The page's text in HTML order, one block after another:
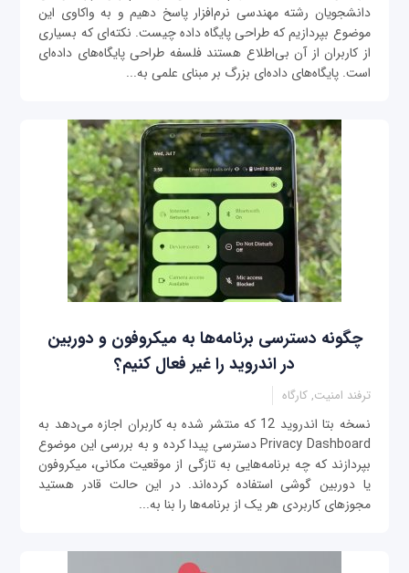
دانشجویان رشته مهندسی نرم‌افزار پاسخ دهیم و به واکاوی این
موضوع بپردازیم که طراحی پایگاه داده چیست. نکته‌ای که بسیاری
از کاربران از آن بی‌اطلاع هستند فلسفه طراحی پایگاه‌های داده‌‌ای
است. پایگاه‌های داده‌ای بزرگ بر مبنای علمی به‌...
چگونه دسترسی برنامه‌ها به میکروفون و دوربین
در اندروید را غیر فعال کنیم؟
ترفند امنیت, کارگاه
نسخه بتا اندروید 12 که منتشر شده به کاربران اجازه می‌دهد به
Privacy Dashboard دسترسی پیدا کرده و به بررسی این موضوع
بپردازند که چه برنامه‌هایی به تازگی از موقعیت مکانی، میکروفون
یا دوربین گوشی استفاده کرده‌اند. در این حالت قادر هستید
مجوزهای کاربردی هر یک از برنامه‌ها را بنا به...